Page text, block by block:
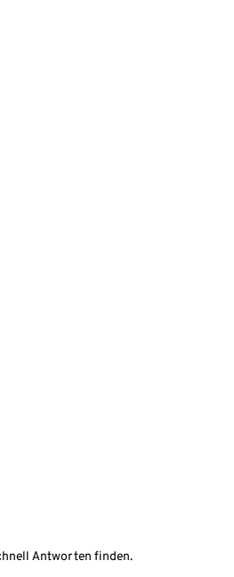
Antworten finden.